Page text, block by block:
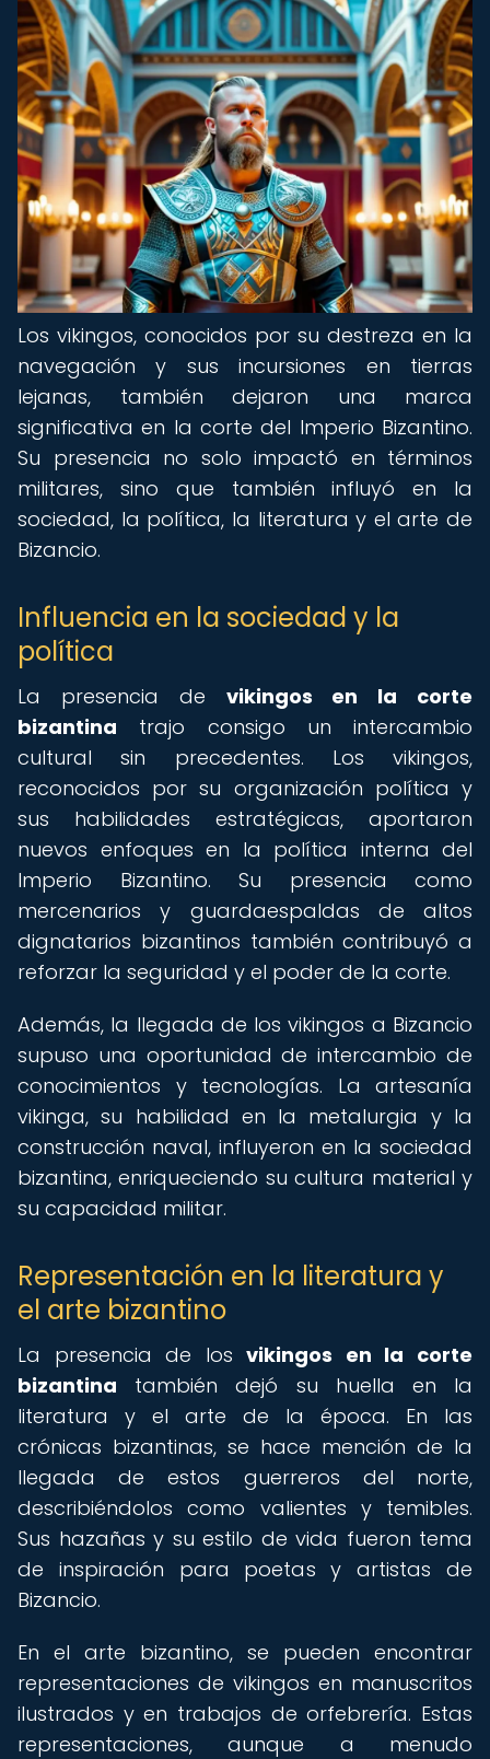
Los vikingos, conocidos por su destreza en la
navegación y sus incursiones en tierras
lejanas, también dejaron una marca
significativa en la corte del Imperio Bizantino.
Su presencia no solo impactó en términos
militares, sino que también influyó en la
sociedad, la política, la literatura y el arte de
Bizancio.
Influencia en la sociedad y la
política
La presencia de vikingos en la corte
bizantina trajo consigo un intercambio
cultural sin precedentes. Los vikingos,
reconocidos por su organización política y
sus habilidades estratégicas, aportaron
nuevos enfoques en la política interna del
Imperio Bizantino. Su presencia como
mercenarios y guardaespaldas de altos
dignatarios bizantinos también contribuyó a
reforzar la seguridad y el poder de la corte.
Además, la llegada de los vikingos a Bizancio
supuso una oportunidad de intercambio de
conocimientos y tecnologías. La artesanía
vikinga, su habilidad en la metalurgia y la
construcción naval, influyeron en la sociedad
bizantina, enriqueciendo su cultura material y
su capacidad militar.
Representación en la literatura y
el arte bizantino
La presencia de losvikingos en la corte
bizantina también dejó su huella en la
literatura y el arte de la época. En las
crónicas bizantinas, se hace mención de la
llegada de estos guerreros del norte,
describiéndolos como valientes y temibles.
Sus hazañas y su estilo de vida fueron tema
de inspiración para poetas y artistas de
Bizancio.
En el arte bizantino, se pueden encontrar
representaciones de vikingos en manuscritos
ilustrados y en trabajos de orfebrería. Estas
representaciones, aunque a menudo